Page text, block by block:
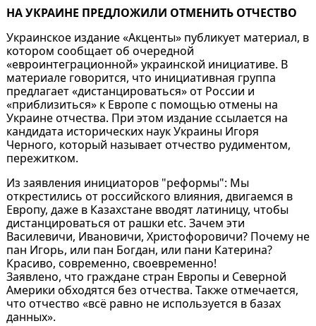
НА УКРАИНЕ ПРЕДЛОЖИЛИ ОТМЕНИТЬ ОТЧЕСТВО
Украинское издание «Акценты» публикует материал, в
котором сообщает об очередной
«евроинтеграционной» украинской инициативе. В
материале говорится, что инициативная группа
предлагает «дистанцироваться» от России и
«приблизиться» к Европе с помощью отмены на
Украине отчества. При этом издание ссылается на
кандидата исторических наук Украины Игоря
Черного, который называет отчество рудиментом,
пережитком.
Из заявления инициаторов "реформы": Мы
открестились от российского влияния, двигаемся в
Европу, даже в Казахстане вводят латиницу, чтобы
дистанцироваться от рашки etc. Зачем эти
Василевичи, Ивановичи, Христофоровичи? Почему не
пан Игорь, или пан Богдан, или пани Катерина?
Красиво, современно, своевременно!
Заявлено, что граждане стран Европы и Северной
Америки обходятся без отчества. Также отмечается,
что отчество «всё равно не используется в базах
данных».